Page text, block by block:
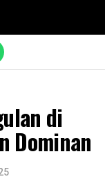
di
Dominan